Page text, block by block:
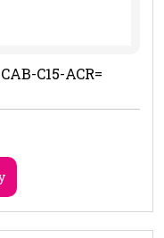
C15-ACR=